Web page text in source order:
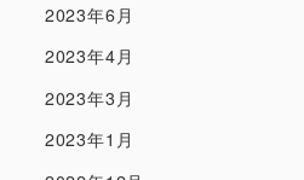
2023年6月
2023年4月
2023年3月
2023年1月